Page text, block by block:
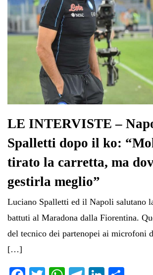
LE INTERVISTE –
Spalletti dopo il ko:
tirato la carretta, ma
gestirla meglio”
Luciano Spalletti ed il Napoli salutano
battuti al Maradona dalla Fiorentina.
del tecnico dei partenopei ai microfoni
[…]